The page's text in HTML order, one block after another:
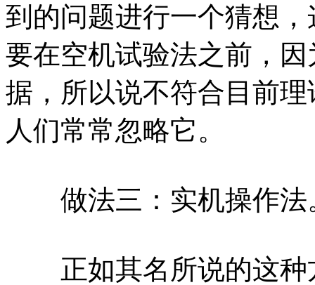
到的问题进行一个猜想
要在空机试验法之前，
据，所以说不符合目前
人们常常忽略它。
做法三：实机操作法
正如其名所说的这种